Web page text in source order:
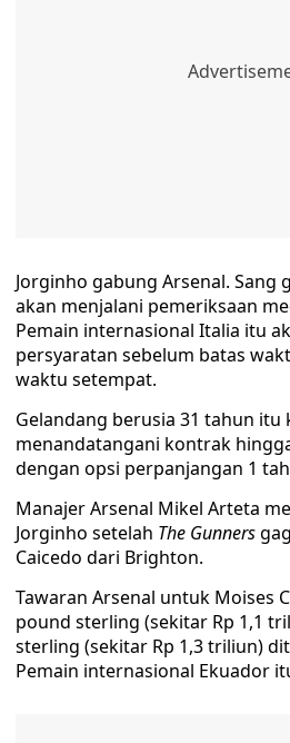
Jorginho gabung Arsenal. Sang
akan menjalani pemeriksaan
Pemain internasional Italia itu
persyaratan sebelum batas
waktu setempat.
Gelandang berusia 31 tahun itu
menandatangani kontrak
dengan opsi perpanjangan 1
Manajer Arsenal Mikel Arteta
Jorginho setelah The Gunners
Caicedo dari Brighton.
Tawaran Arsenal untuk Moises
pound sterling (sekitar Rp 1,1
sterling (sekitar Rp 1,3 triliun)
Pemain internasional Ekuador